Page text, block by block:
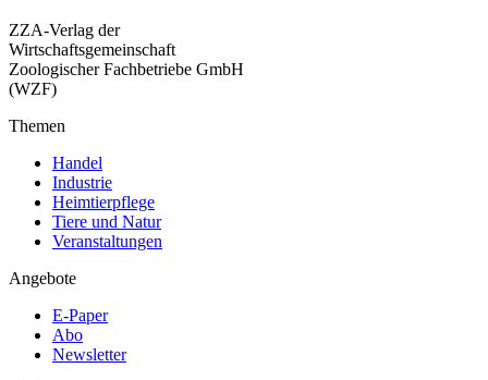
ZZA-Verlag der
Wirtschaftsgemeinschaft
Zoologischer Fachbetriebe GmbH
(WZF)
Themen
Handel
Industrie
Heimtierpflege
Tiere und Natur
Veranstaltungen
Angebote
E-Paper
Abo
Newsletter